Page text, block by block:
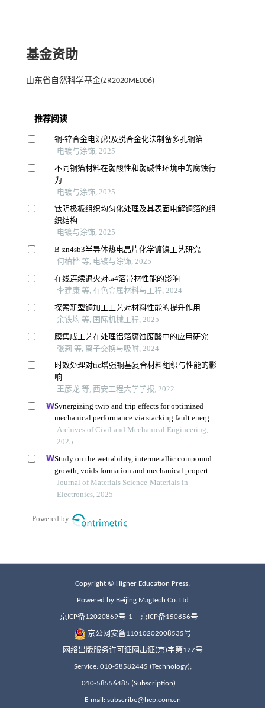
基金资助
山东省自然科学基金(ZR2020ME006)
Copyright © Higher Education Press.
Powered by Beijing Magtech Co. Ltd
京ICP备12020869号-1 京ICP备150856号
京公网安备11010202008535号
网络出版服务许可证网出证(京)字第127号
Service: 010-58582445 (Technology);
010-58556485 (Subscription)
E-mail: subscribe@hep.com.cn